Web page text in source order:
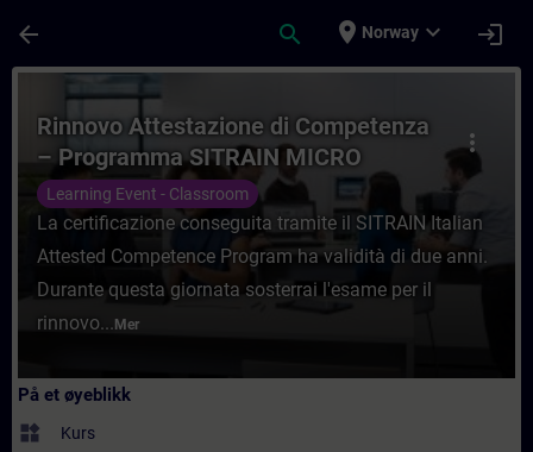
arrow_back search place Norway expand_more login
Kurs - Rinnovo Attestazione di
more_vert
Rinnovo Attestazione di Competenza
– Programma SITRAIN MICRO
Learning Event - Classroom
La certificazione conseguita tramite il SITRAIN Italian
Attested Competence Program ha validità di due anni.
Durante questa giornata sosterrai l'esame per il
rinnovo... Mer
På et øyeblikk
widgets Kurs